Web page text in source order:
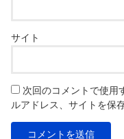
サイト
次回のコメントで使用
ルアドレス、サイトを保